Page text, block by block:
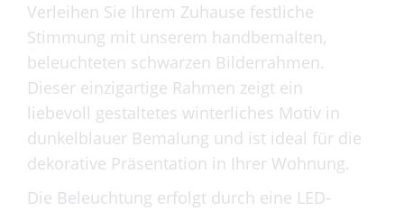
Verleihen Sie Ihrem Zuhause festliche
Stimmung mit unserem handbemalten,
beleuchteten schwarzen Bilderrahmen.
Dieser einzigartige Rahmen zeigt ein
liebevoll gestaltetes winterliches Motiv in
dunkelblauer Bemalung und ist ideal für die
dekorative Präsentation in Ihrer Wohnung.
Die Beleuchtung erfolgt durch eine LED-